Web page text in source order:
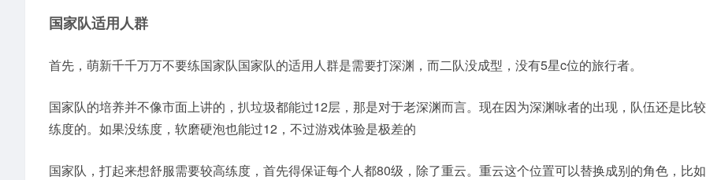
国家队适用人群
首先，萌新千千万万不要练国家队国家队的适用人群是需要打深渊，而二队没成型，没有5星c位的旅行者。
国家队的培养并不像市面上讲的，扒垃圾都能过12层，那是对于老深渊而言。现在因为深渊咏者的出现，队伍还是比
练度的。如果没练度，软磨硬泡也能过12，不过游戏体验是极差的
国家队，打起来想舒服需要较高练度，首先得保证每个人都80级，除了重云。重云这个位置可以替换成别的角色，比